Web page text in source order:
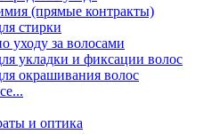
(прямые контракты)
стирки
уходу за волосами
укладки и фиксации волос
окрашивания волос
и оптика